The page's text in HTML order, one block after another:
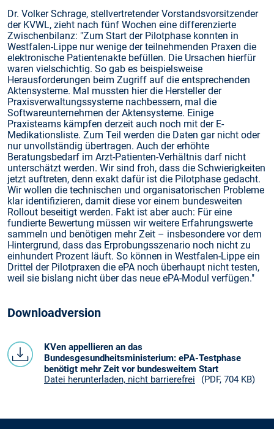
Dr. Volker Schrage, stellvertretender Vorstandsvorsitzender
der KVWL, zieht nach fünf Wochen eine differenzierte
Zwischenbilanz: "Zum Start der Pilotphase konnten in
Westfalen-Lippe nur wenige der teilnehmenden Praxen die
elektronische Patientenakte befüllen. Die Ursachen hierfür
waren vielschichtig. So gab es beispielsweise
Herausforderungen beim Zugriff auf die entsprechenden
Aktensysteme. Mal mussten hier die Hersteller der
Praxisverwaltungssysteme nachbessern, mal die
Softwareunternehmen der Aktensysteme. Einige
Praxisteams kämpfen derzeit auch noch mit der E-
Medikationsliste. Zum Teil werden die Daten gar nicht oder
nur unvollständig übertragen. Auch der erhöhte
Beratungsbedarf im Arzt-Patienten-Verhältnis darf nicht
unterschätzt werden. Wir sind froh, dass die Schwierigkeiten
jetzt auftreten, denn exakt dafür ist die Pilotphase gedacht.
Wir wollen die technischen und organisatorischen Probleme
klar identifizieren, damit diese vor einem bundesweiten
Rollout beseitigt werden. Fakt ist aber auch: Für eine
fundierte Bewertung müssen wir weitere Erfahrungswerte
sammeln und benötigen mehr Zeit – insbesondere vor dem
Hintergrund, dass das Erprobungsszenario noch nicht zu
einhundert Prozent läuft. So können in Westfalen-Lippe ein
Drittel der Pilotpraxen die ePA noch überhaupt nicht testen,
weil sie bislang nicht über das neue ePA-Modul verfügen."
Downloadversion
KVen appellieren an das
Bundesgesundheitsministerium: ePA-Testphase
benötigt mehr Zeit vor bundesweitem Start
Datei herunterladen, nicht barrierefrei
(PDF, 704 KB)